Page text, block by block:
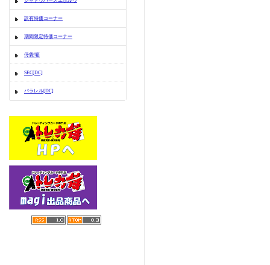
訳有特価コーナー
期間限定特価コーナー
侍袋/箱
SEC[DC]
パラレル[DC]